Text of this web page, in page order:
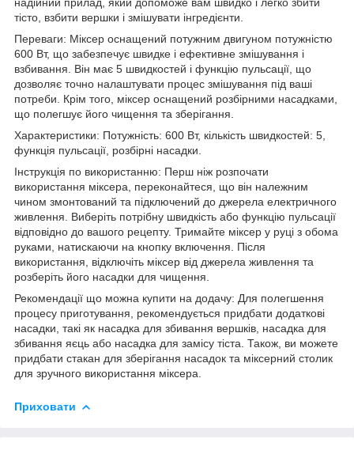
тісто, взбити вершки і змішувати інгредієнти.
Переваги: Міксер оснащений потужним двигуном потужністю
600 Вт, що забезпечує швидке і ефективне змішування і
взбивання. Він має 5 швидкостей і функцію пульсації, що
дозволяє точно налаштувати процес змішування під ваші
потреби. Крім того, міксер оснащений розбірними насадками,
що полегшує його чищення та зберігання.
Характеристики: Потужність: 600 Вт, кількість швидкостей: 5,
функція пульсації, розбірні насадки.
Інструкція по використанню: Перш ніж розпочати
використання міксера, переконайтеся, що він належним
чином змонтований та підключений до джерела електричного
живлення. Виберіть потрібну швидкість або функцію пульсації
відповідно до вашого рецепту. Тримайте міксер у руці з обома
руками, натискаючи на кнопку включення. Після
використання, відключіть міксер від джерела живлення та
розберіть його насадки для чищення.
Рекомендації що можна купити на додачу: Для полегшення
процесу приготування, рекомендується придбати додаткові
насадки, такі як насадка для збивання вершків, насадка для
збивання яєць або насадка для замісу тіста. Також, ви можете
придбати стакан для зберігання насадок та міксерний столик
для зручного використання міксера.
Приховати